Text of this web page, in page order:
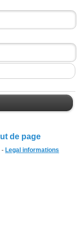
de page
- Legal informations